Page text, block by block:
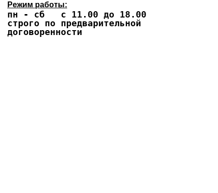
Режим работы:
пн - сб с 11.00 до 18.00
строго по предварительной
договоренности